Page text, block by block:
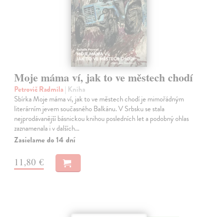
Moje máma ví, jak to ve městech chodí
Petrovič Radmila| Kniha
Sbírka Moje máma ví, jak to ve městech chodí je mimořádným
literárním jevem současného Balkánu. V Srbsku se stala
nejprodávanější básnickou knihou posledních let a podobný ohlas
zaznamenala i v dalších…
Zasielame do 14 dní
11,80 €